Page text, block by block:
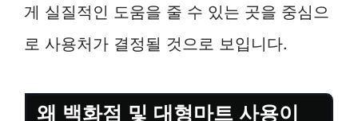
게 실질적인 도움을 줄 수 있는 곳을 중심으
로 사용처가 결정될 것으로 보입니다.
왜 백화점 및 대형마트 사용이